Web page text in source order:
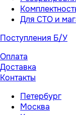
Для СТО и
Поступления Б/У
Оплата
Доставка
Контакты
Петербург
Москва